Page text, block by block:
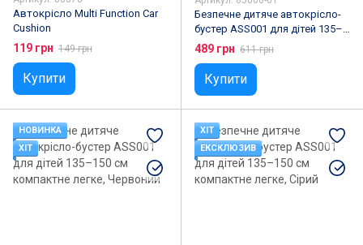
Автокрісло Multi Function Car
Cushion
119 грн 149 грн
Купити
Безпечне дитяче автокрісло-
бустер ASS001 для дітей 135–
150 см компактне легке,
Чорний
489 грн 611 грн
Купити
НОВИНКА
ХІТ
ХІТ
ЕКСКЛЮЗИВ